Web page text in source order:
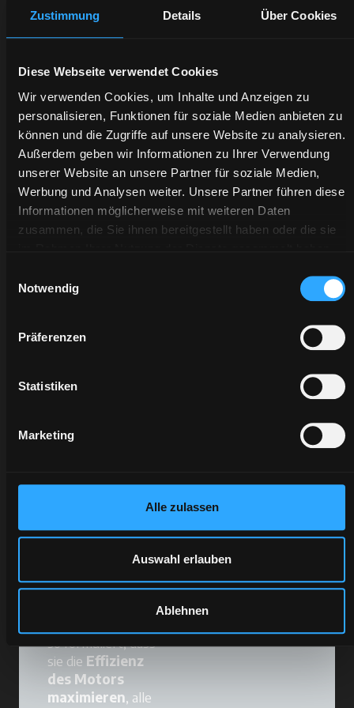
Zustimmung Details Über Cookies
Diese Webseite verwendet Cookies
Wir verwenden Cookies, um Inhalte und Anzeigen zu
personalisieren, Funktionen für soziale Medien anbieten zu
können und die Zugriffe auf unsere Website zu analysieren.
Außerdem geben wir Informationen zu Ihrer Verwendung
unserer Website an unsere Partner für soziale Medien,
Werbung und Analysen weiter. Unsere Partner führen diese
Informationen möglicherweise mit weiteren Daten
zusammen, die Sie ihnen bereitgestellt haben oder die sie
Notwendig
Präferenzen
Statistiken
Marketing
Alle zulassen
Auswahl erlauben
Ablehnen
ausgewählter
Ersatzteile, die
und mit einer12-
monatigen
Garantie geliefert
werden.
Tractor Line bietet
die beste Lösung für
generische
Ersatzteile zu
unschlagbaren
Preisen.
Fordern
bei
Händler
an
wird in einer neuen Registerkarte
Schmierstoffe
Der Schutz beginnt
Details. Die
McCormick Original
so formuliert, dass
sie die Effizienz
des Motors
maximieren, alle